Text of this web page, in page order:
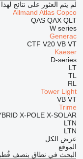
لم يتم العثور على نتائج
Allmand Atlas Copco
QAS QAX QLT
W series
Generac
CTF V20 VB VT
Kaeser
D-series
LT
TL
RL
Tower Light
VB VT
Trime
X-POLE X-SOLAR
LTN
LTN
عرض الكل
الموقع
البحث في نطاق بنصف قُطر